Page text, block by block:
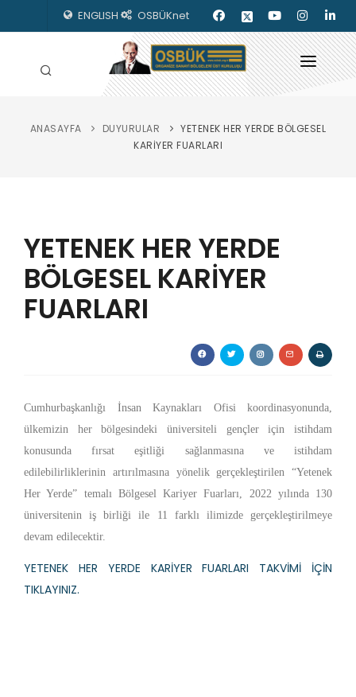
ENGLISH OSBÜKnet
HAKKIMIZDA
KILAVUZLAR
YAYINLARIMIZ
ENERJİ İZLEME
ANASAYFA DUYURULAR
YETENEK HER YERDE BÖLGESEL
KARİYER FUARLARI
YETENEK HER YERDE
BÖLGESEL KARİYER
FUARLARI
Cumhurbaşkanlığı İnsan Kaynakları Ofisi koordinasyonunda,
ülkemizin her bölgesindeki üniversiteli gençler için istihdam
konusunda fırsat eşitliği sağlanmasına ve istihdam
edilebilirliklerinin artırılmasına yönelik gerçekleştirilen “Yetenek
Her Yerde” temalı Bölgesel Kariyer Fuarları, 2022 yılında 130
üniversitenin iş birliği ile 11 farklı ilimizde gerçekleştirilmeye
devam edilecektir.
YETENEK HER YERDE KARİYER FUARLARI TAKVİMİ İÇİN
TIKLAYINIZ.